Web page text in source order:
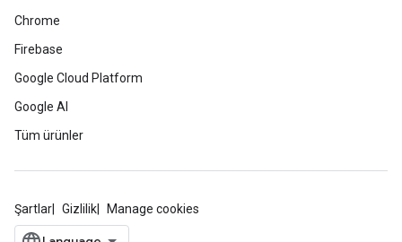
Chrome
Firebase
Google Cloud Platform
Google AI
Tüm ürünler
Şartlar Gizlilik Manage cookies